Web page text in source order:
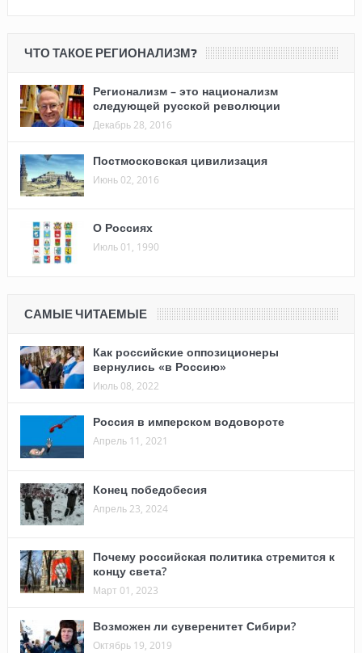
ЧТО ТАКОЕ РЕГИОНАЛИЗМ?
Регионализм – это национализм
следующей русской революции
Декабрь 28, 2016
Постмосковская цивилизация
Июнь 02, 2016
О Россиях
Июль 01, 1990
САМЫЕ ЧИТАЕМЫЕ
Как российские оппозиционеры
вернулись «в Россию»
Июль 08, 2022
Россия в имперском водовороте
Апрель 11, 2021
Конец победобесия
Апрель 23, 2024
Почему российская политика стремится к
концу света?
Март 01, 2023
Возможен ли суверенитет Сибири?
Октябрь 19, 2019